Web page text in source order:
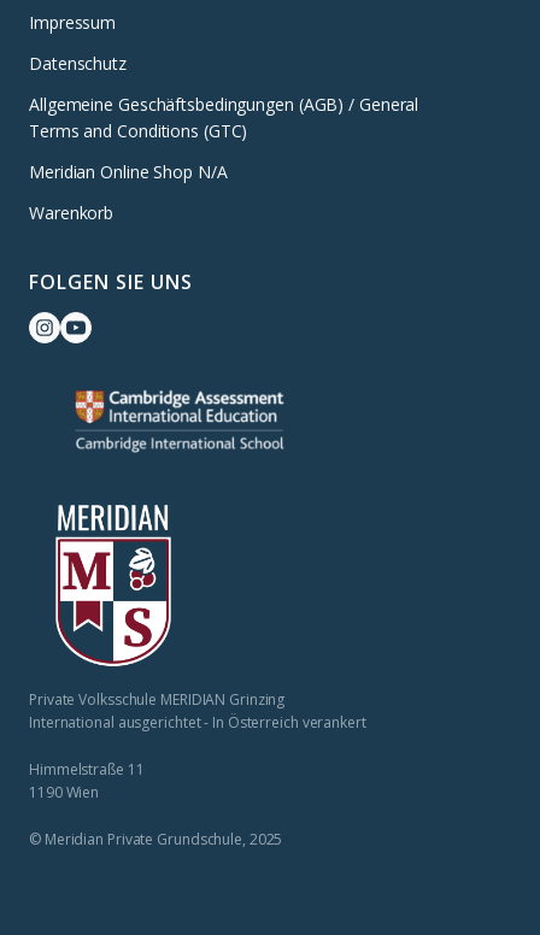
Impressum
Datenschutz
Allgemeine Geschäftsbedingungen (AGB) / General
Terms and Conditions (GTC)
Meridian Online Shop N/A
Warenkorb
FOLGEN SIE UNS
Private Volksschule MERIDIAN Grinzing
International ausgerichtet - In Österreich verankert
Himmelstraße 11
1190 Wien
© Meridian Private Grundschule, 2025